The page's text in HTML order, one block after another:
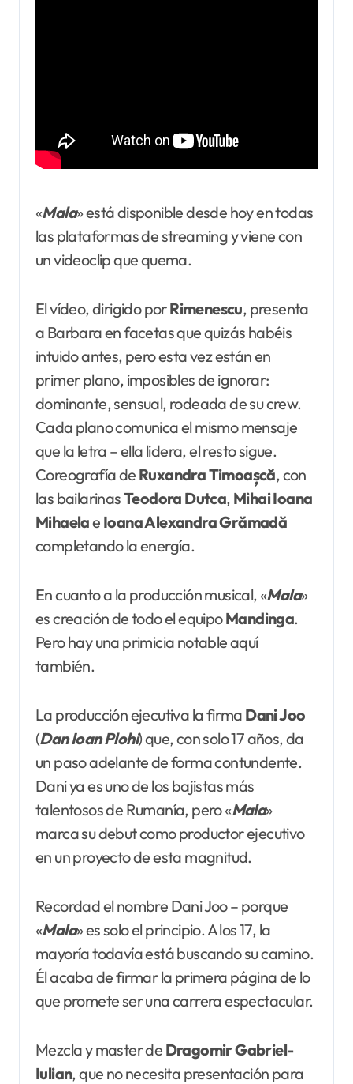
«Mala» está disponible desde hoy en todas
las plataformas de streaming y viene con
un videoclip que quema.
El vídeo, dirigido porRimenescu, presenta
a Barbara en facetas que quizás habéis
intuido antes, pero esta vez están en
primer plano, imposibles de ignorar:
dominante, sensual, rodeada de su crew.
Cada plano comunica el mismo mensaje
que la letra – ella lidera, el resto sigue.
Coreografía de Ruxandra Timoașcă, con
las bailarinasTeodora Dutca, Mihai Ioana
Mihaelae Ioana Alexandra Grămadă
completando la energía.
En cuanto a la producción musical, «Mala»
es creación de todo el equipoMandinga.
Pero hay una primicia notable aquí
también.
La producción ejecutiva la firma Dani Joo
(DanIoan Plohi) que, con solo 17 años, da
un paso adelante de forma contundente.
Dani ya es uno de los bajistas más
talentosos de Rumanía, pero «Mala»
marca su debut como productor ejecutivo
en un proyecto de esta magnitud.
Recordad el nombre Dani Joo – porque
«Mala» es solo el principio. A los 17, la
mayoría todavía está buscando su camino.
Él acaba de firmar la primera página de lo
que promete ser una carrera espectacular.
Mezcla y master de Dragomir Gabriel-
Iulian, que no necesita presentación para